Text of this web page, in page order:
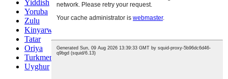
Yiddish
Yoruba
Zulu
Kinyarwanda
Tatar
Oriya
Turkmen
Uyghur